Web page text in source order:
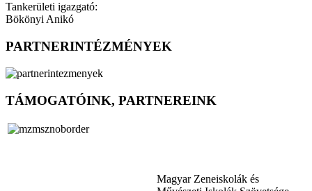
Tankerületi igazgató:
Bökönyi Anikó
PARTNERINTÉZMÉNYEK
TÁMOGATÓINK, PARTNEREINK
Magyar Zeneiskolák és